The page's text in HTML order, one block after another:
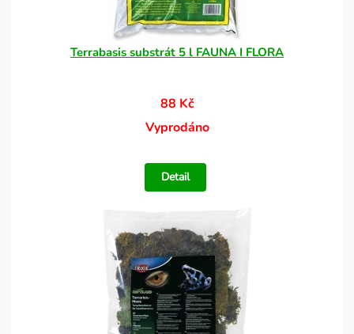
Terrabasis substrát 5 l FAUNA I FLORA
88 Kč
Vyprodáno
Detail